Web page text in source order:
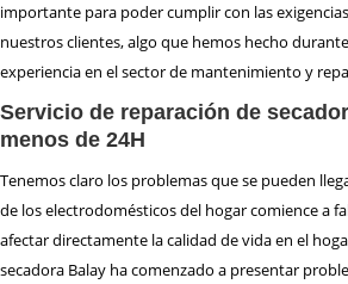
CONTACTO BARNATECNIC
importante para poder cumplir con las
nuestros clientes, algo que hemos hecho
experiencia en el sector de mantenimiento y
Servicio de reparación de
menos de 24H
Tenemos claro los problemas que se pueden
de los electrodomésticos del hogar comience a
afectar directamente la calidad de vida en el
secadora Balay ha comenzado a presentar